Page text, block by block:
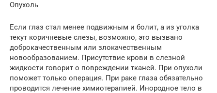
Опухоль
Если глаз стал менее подвижным и болит, а из уголка
текут коричневые слезы, возможно, это вызвано
доброкачественным или злокачественным
новообразованием. Присутствие крови в слезной
жидкости говорит о повреждении тканей. При опухоли
поможет только операция. При раке глаза обязательно
проводится лечение химиотерапией. Инородное тело в